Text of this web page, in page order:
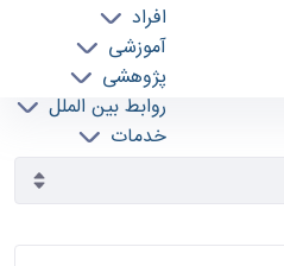
افراد
آموزشی
پژوهشی
روابط بین الملل
خدمات